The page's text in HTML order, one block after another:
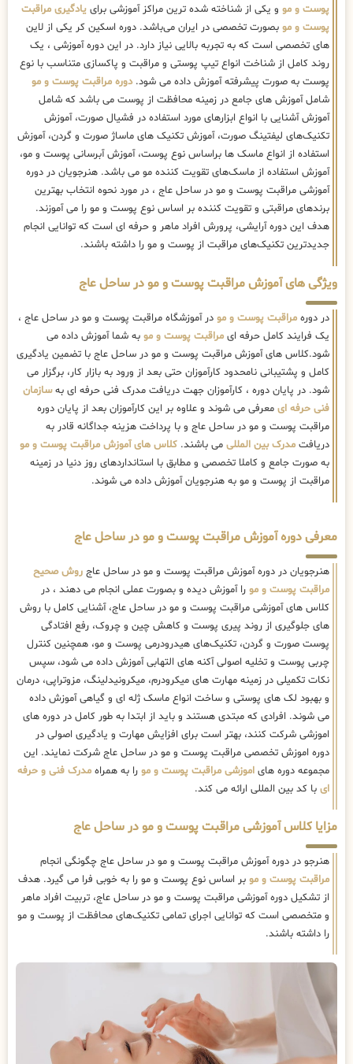
پوست و مو و یکی از شناخته شده ترین مراکز آموزشی برای یادگیری مراقبت
پوست و مو بصورت تخصصی در ایران می‌باشد. دوره اسکین کر یکی از لاین
های تخصصی است که به تجربه بالایی نیاز دارد. در این دوره آموزشی ، یک
روند کامل از شناخت انواع تیپ پوستی و مراقبت و پاکسازی متناسب با نوع
پوست به صورت پیشرفته آموزش داده می شود.دوره مراقبت پوست و مو
شامل آموزش های جامع در زمینه محافظت از پوست می باشد که شامل
آموزش آشنایی با انواع ابزارهای مورد استفاده در فشیال صورت، آموزش
تکنیک‌های لیفتینگ صورت، آموزش تکنیک های ماساژ صورت و گردن، آموزش
استفاده از انواع ماسک ها براساس نوع پوست، آموزش آبرسانی پوست و مو،
آموزش استفاده از ماسک‌های تقویت کننده مو می باشد. هنرجویان در دوره
آموزشی مراقبت پوست و مو در ساحل عاج ، در مورد نحوه انتخاب بهترین
برندهای مراقبتی و تقویت کننده بر اساس نوع پوست و مو را می آموزند.
هدف این دوره آرایشی، پرورش افراد ماهر و حرفه ای است که توانایی انجام
جدیدترین تکنیک‌های مراقبت از پوست و مو را داشته باشند.
ویژگی های آموزش مراقبت پوست و مو در ساحل عاج
در دوره مراقبت پوست و مو در آموزشگاه مراقبت پوست و مو در ساحل عاج ،
یک فرایند کامل حرفه ای مراقبت پوست و مو به شما آموزش داده می
شود.کلاس های آموزش مراقبت پوست و مو در ساحل عاج با تضمین یادگیری
کامل و پشتیبانی نامحدود کارآموزان حتی بعد از ورود به بازار کار، برگزار می
شود. در پایان دوره ، کارآموزان جهت دریافت مدرک فنی حرفه ای بهسازمان
فنی حرفه ای معرفی می شوند و علاوه بر این کارآموزان بعد از پایان دوره
مراقبت پوست و مو در ساحل عاج و با پرداخت هزینه جداگانه قادر به
دریافت مدرک بین المللی می باشند. کلاس های آموزش مراقبت پوست و مو
به صورت جامع و کاملا تخصصی و مطابق با استانداردهای روز دنیا در زمینه
مراقبت از پوست و مو به هنرجویان آموزش داده می شوند.
معرفی دوره آموزش مراقبت پوست و مو در ساحل عاج
هنرجویان در دوره آموزش مراقبت پوست و مو در ساحل عاج روش صحیح
مراقبت پوست و مو را آموزش دیده و بصورت عملی انجام می دهند ، در
کلاس های آموزشی مراقبت پوست و مو در ساحل عاج، آشنایی کامل با روش
های جلوگیری از روند پیری پوست و کاهش چین و چروک، رفع افتادگی
پوست صورت و گردن، تکنیک‌های هیدرودرمی پوست و مو، همچنین کنترل
چربی پوست و تخلیه اصولی آکنه های التهابی آموزش داده می شود، سپس
نکات تکمیلی در زمینه مهارت های میکرودرم، میکرونیدلینگ، مزوتراپی، درمان
و بهبود لک های پوستی و ساخت انواع ماسک ژله ای و گیاهی آموزش داده
می شوند. افرادی که مبتدی هستند و باید از ابتدا به طور کامل در دوره های
اموزشی شرکت کنند، بهتر است برای افزایش مهارت و یادگیری اصولی در
دوره اموزش تخصصی مراقبت پوست و مو در ساحل عاج شرکت نمایند. این
مجموعه دوره های اموزشی مراقبت پوست و مو را به همراه مدرک فنی و حرفه
ای با کد بین المللی ارائه می کند.
مزایا کلاس آموزشی مراقبت پوست و مو در ساحل عاج
هنرجو در دوره آموزش مراقبت پوست و مو در ساحل عاج چگونگی انجام
مراقبت پوست و مو بر اساس نوع پوست و مو را به خوبی فرا می گیرد. هدف
از تشکیل دوره آموزشی مراقبت پوست و مو در ساحل عاج، تربیت افراد ماهر
و متخصصی است که توانایی اجرای تمامی تکنیک‌های محافظت از پوست و مو
را داشته باشند.